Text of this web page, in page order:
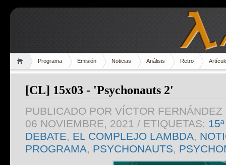
Programa Emisión Noticias Análisis Retro
[CL] 15x03 - 'Psychonauts 2'
PUBLICADO POR VÍCTOR
06 NOVIEMBRE, 2021 / ETIQUETAS:
DEBATE
EL COMPLEJO LAMBDA
PROGRAMA
PSYCHONAUTS